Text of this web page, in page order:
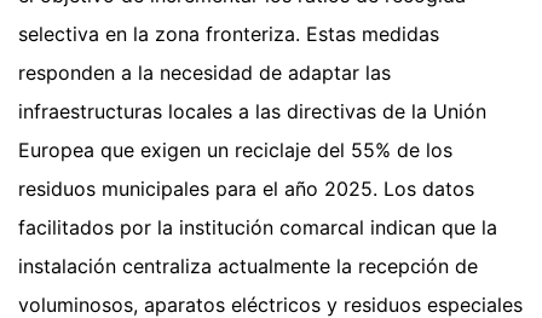
selectiva en la zona fronteriza. Estas medidas
responden a la necesidad de adaptar las
infraestructuras locales a las directivas de la Unión
Europea que exigen un reciclaje del 55% de los
residuos municipales para el año 2025. Los datos
facilitados por la institución comarcal indican que la
instalación centraliza actualmente la recepción de
voluminosos, aparatos eléctricos y residuos especiales